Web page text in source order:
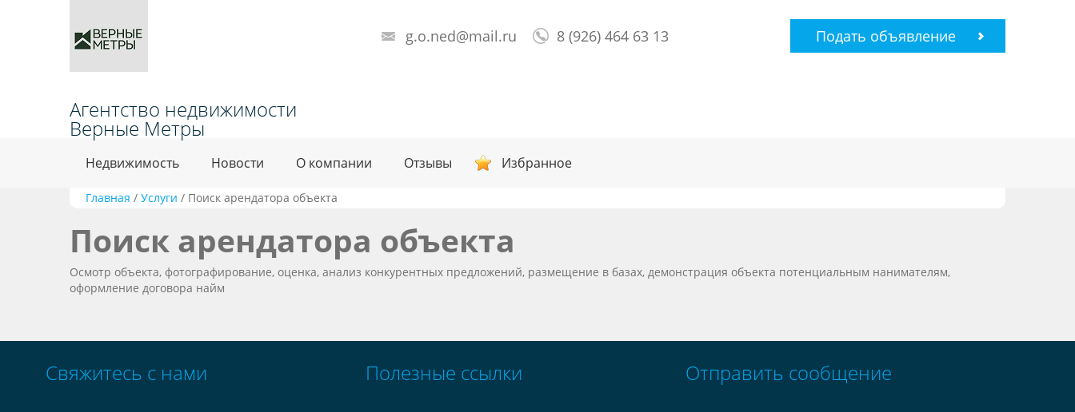
Агентство недвижимости
Верные Метры
g.o.ned@mail.ru 8 (926) 464 63 13 Подать объявление
Недвижимость Новости О компании Отзывы Избранное
Главная / Услуги / Поиск арендатора объекта
Поиск арендатора объекта
Осмотр объекта, фотографирование, оценка, анализ конкурентных предложений, размещение в базах, демонстрация объекта потенциальным нанимателям,
оформление договора найм
Свяжитесь с нами Полезные ссылки Отправить сообщение